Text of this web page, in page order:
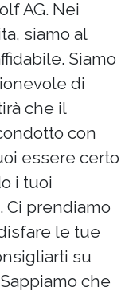
AG. Nei
siamo al
Siamo
di
che il
con
essere certo
i tuoi
prendiamo
le tue
su
che